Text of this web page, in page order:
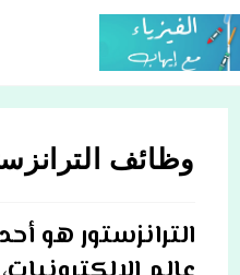
Skip
to
content
وظائف
الترانزستور هو